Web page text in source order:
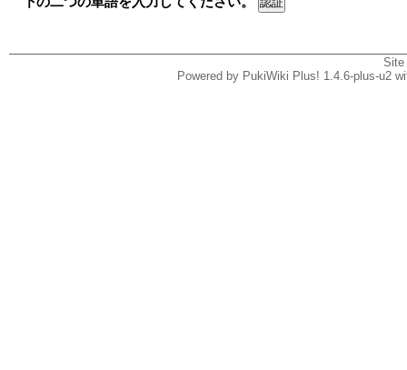
Powered by PukiWiki Plus! 1.4.6-plus-u2